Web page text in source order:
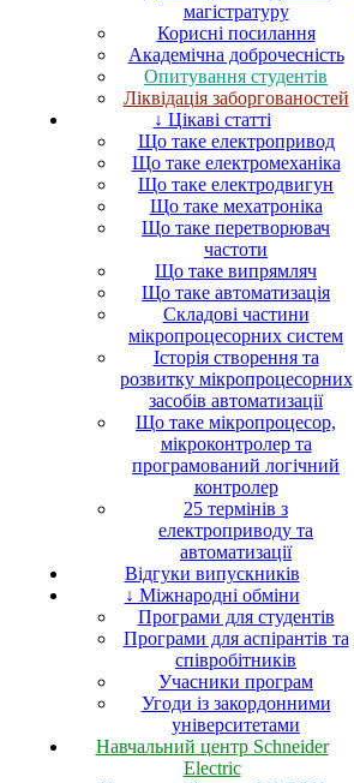
магістратуру
Корисні посилання
Академічна доброчесність
Опитування студентів
Ліквідація заборгованостей
↓ Цікаві статті
Що таке електропривод
Що таке електромеханіка
Що таке електродвигун
Що таке мехатроніка
Що таке перетворювач
частоти
Що таке випрямляч
Що таке автоматизація
Складові частини
мікропроцесорних систем
Історія створення та
розвитку мікропроцесорних
засобів автоматизації
Що таке мікропроцесор,
мікроконтролер та
програмований логічний
контролер
25 термінів з
електроприводу та
автоматизації
Відгуки випускників
↓ Міжнародні обміни
Програми для студентів
Програми для аспірантів та
співробітників
Учасники програм
Угоди із закордонними
університетами
Навчальний центр Schneider
Electric